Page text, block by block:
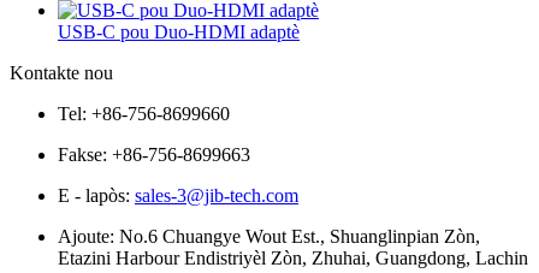
USB-C pou Duo-HDMI adaptè
Kontakte nou
Tel: +86-756-8699660
Fakse: +86-756-8699663
E - lapòs: sales-3@jib-tech.com
Ajoute: No.6 Chuangye Wout Est., Shuanglinpian Zòn,
Etazini Harbour Endistriyèl Zòn, Zhuhai, Guangdong, Lachin